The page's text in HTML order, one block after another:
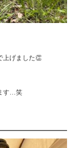
上げました👏
す…笑